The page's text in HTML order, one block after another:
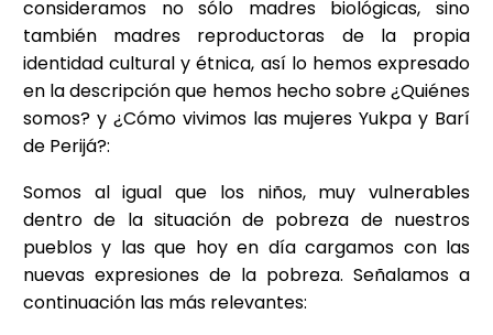
consideramos no sólo madres biológicas, sino
también madres reproductoras de la propia
identidad cultural y étnica, así lo hemos expresado
en la descripción que hemos hecho sobre ¿Quiénes
somos? y ¿Cómo vivimos las mujeres Yukpa y Barí
de Perijá?:
Somos al igual que los niños, muy vulnerables
dentro de la situación de pobreza de nuestros
pueblos y las que hoy en día cargamos con las
nuevas expresiones de la pobreza. Señalamos a
continuación las más relevantes: